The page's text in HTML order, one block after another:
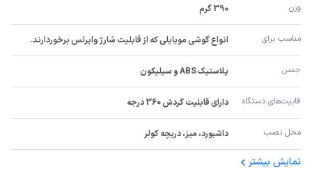
وزن 390 گرم
مناسب برای انواع گوشی موبایلی که از قابلیت شارژ وایرلس برخوردارند.
جنس پلاستیک ABS و سیلیکون
قابیت‌های دستگاه دارای قابلیت گردش 360 درجه
محل نصب داشبورد، میز، دریچه کولر
نمایش بیشتر